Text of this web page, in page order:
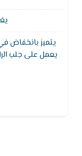
يتميز بانخفاض
يعمل على جلب
وعند غلق